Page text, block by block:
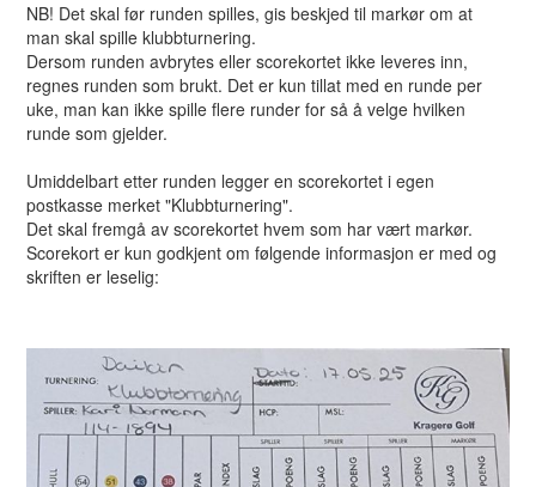
NB! Det skal før runden spilles, gis beskjed til markør om at
man skal spille klubbturnering.
Dersom runden avbrytes eller scorekortet ikke leveres inn,
regnes runden som brukt. Det er kun tillat med en runde per
uke, man kan ikke spille flere runder for så å velge hvilken
runde som gjelder.
Umiddelbart etter runden legger en scorekortet i egen
postkasse merket "Klubbturnering".
Det skal fremgå av scorekortet hvem som har vært markør.
Scorekort er kun godkjent om følgende informasjon er med og
skriften er leselig: